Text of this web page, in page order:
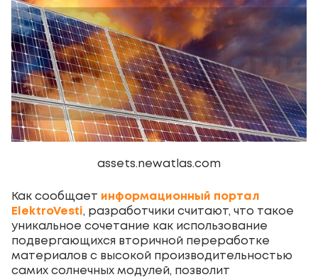
assets.newatlas.com
Как сообщает информационный портал
ElektroVesti, разработчики считают, что такое
уникальное сочетание как использование
подвергающихся вторичной переработке
материалов с высокой производительностью
самих солнечных модулей, позволит